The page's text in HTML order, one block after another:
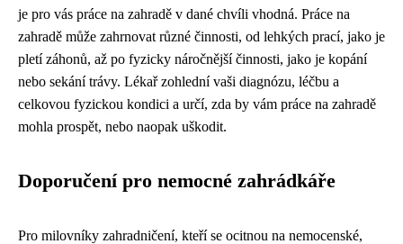
je pro vás práce na zahradě v dané chvíli vhodná. Práce na
zahradě může zahrnovat různé činnosti, od lehkých prací, jako je
pletí záhonů, až po fyzicky náročnější činnosti, jako je kopání
nebo sekání trávy. Lékař zohlední vaši diagnózu, léčbu a
celkovou fyzickou kondici a určí, zda by vám práce na zahradě
mohla prospět, nebo naopak uškodit.
Doporučení pro nemocné zahrádkáře
Pro milovníky zahradničení, kteří se ocitnou na nemocenské,